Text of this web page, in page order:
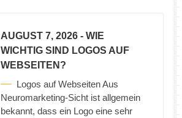
AUGUST 7, 2026 - WIE
WICHTIG SIND LOGOS AUF
WEBSEITEN?
Logos auf Webseiten Aus
Neuromarketing-Sicht ist allgemein
bekannt, dass ein Logo eine sehr